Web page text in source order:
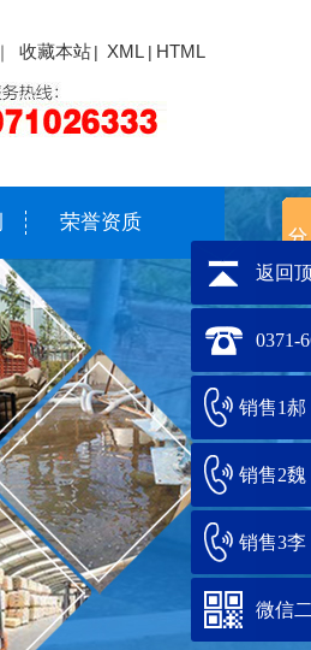
返回
0371-
销售1郝
销售2魏
销售3李
微信
｜ 收藏本站 | XML | HTML
荣誉资质